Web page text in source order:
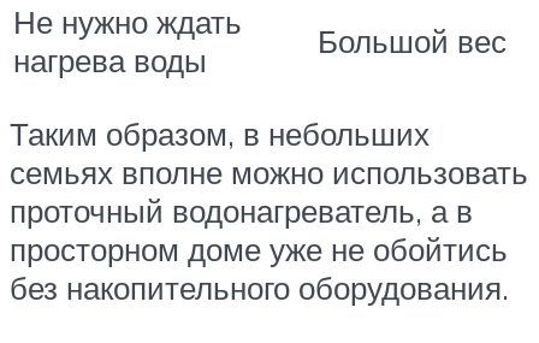
Не нужно ждать
нагрева воды
Большой вес
Таким образом, в небольших
семьях вполне можно использовать
проточный водонагреватель, а в
просторном доме уже не обойтись
без накопительного оборудования.